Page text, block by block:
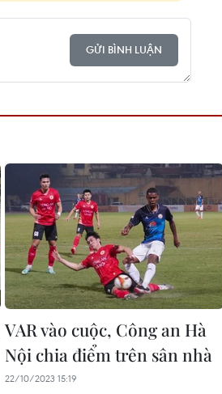
GỬI BÌNH LUẬN
VAR vào cuộc, Công an Hà
Nội chia điểm trên sân nhà
22/10/2023 15:19